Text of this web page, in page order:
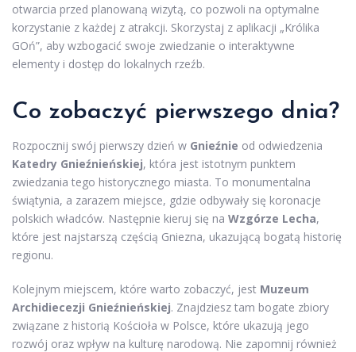
otwarcia przed planowaną wizytą, co pozwoli na optymalne
korzystanie z każdej z atrakcji. Skorzystaj z aplikacji „Królika
GOń”, aby wzbogacić swoje zwiedzanie o interaktywne
elementy i dostęp do lokalnych rzeźb.
Co zobaczyć pierwszego dnia?
Rozpocznij swój pierwszy dzień w Gnieźnie od odwiedzenia
Katedry Gnieźnieńskiej, która jest istotnym punktem
zwiedzania tego historycznego miasta. To monumentalna
świątynia, a zarazem miejsce, gdzie odbywały się koronacje
polskich władców. Następnie kieruj się na Wzgórze Lecha,
które jest najstarszą częścią Gniezna, ukazującą bogatą historię
regionu.
Kolejnym miejscem, które warto zobaczyć, jest Muzeum
Archidiecezji Gnieźnieńskiej. Znajdziesz tam bogate zbiory
związane z historią Kościoła w Polsce, które ukazują jego
rozwój oraz wpływ na kulturę narodową. Nie zapomnij również